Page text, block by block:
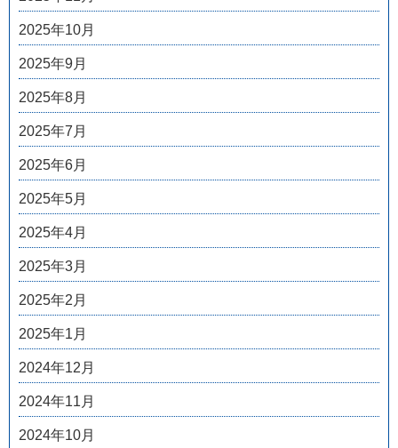
2025年10月
2025年9月
2025年8月
2025年7月
2025年6月
2025年5月
2025年4月
2025年3月
2025年2月
2025年1月
2024年12月
2024年11月
2024年10月